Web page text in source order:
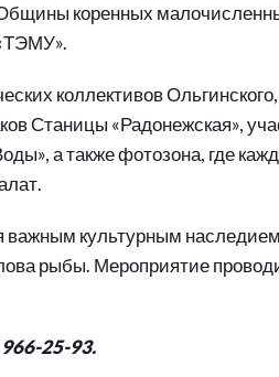
коренных
коллективов
Станицы «Радонежская»,
а также фотозона, где
важным культурным наследием
рыбы. Мероприятие
25-93.